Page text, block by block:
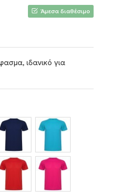
Άμεσα διαθέσιμο
ιδανικό για